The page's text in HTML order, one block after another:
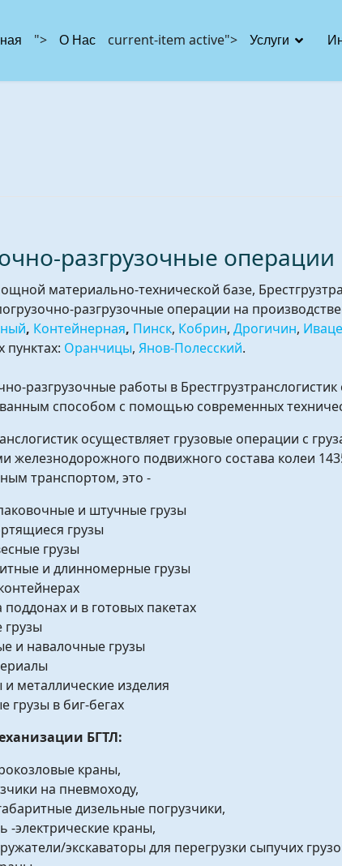
"> О Нас current-item active"> Услуги
разгрузочные операции
материально-технической базе,
разгрузочные операции на
, Контейнерная, Пинск, Кобрин, Дрогичин,
пунктах: Оранчицы, Янов-Полесский.
разгрузочные работы в
способом с помощью современных
осуществляет грузовые операции с
железнодорожного подвижного состава колеи
транспортом, это -
и штучные грузы
грузы
грузы
и длинномерные грузы
поддонах и в готовых пакетах
грузы
и навалочные грузы
и металлические изделия
грузы в биг-бегах
БГТЛ:
краны,
на пневмоходу,
дизельные погрузчики,
-электрические краны,
экскаваторы для перегрузки сыпучих